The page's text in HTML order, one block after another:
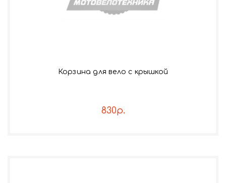
Корзина для вело с крышкой
830р.